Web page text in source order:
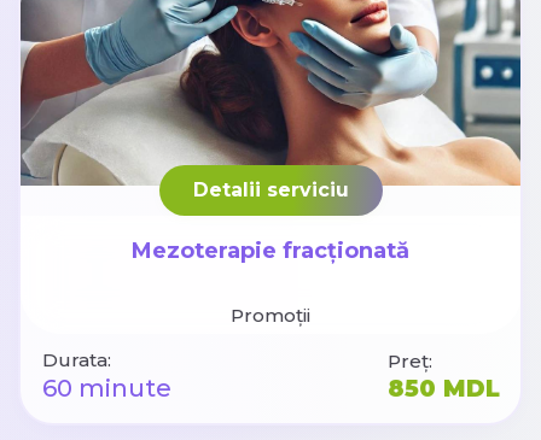
Detalii serviciu
Mezoterapie fracționată
Promoții
Durata:
60 minute
Preț:
850 MDL